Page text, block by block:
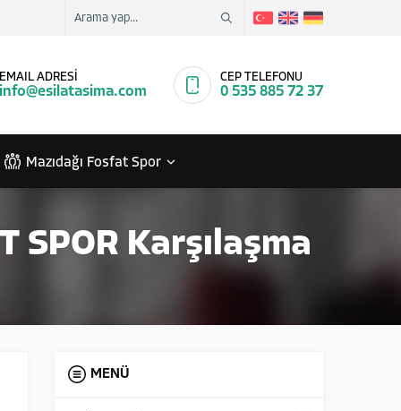
EMAIL ADRESİ
info@esilatasima.com
CEP TELEFONU
0 535 885 72 37
Mazıdağı Fosfat Spor
SPOR Karşılaşma
MENÜ